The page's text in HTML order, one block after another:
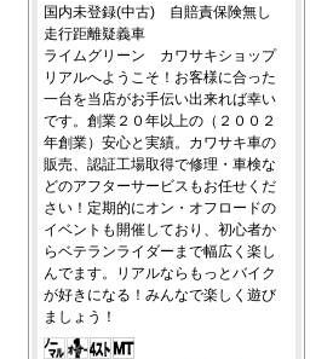
国内未登録(中古) 自賠責保険無し
走行距離疑義車
ライムグリーン カワサキショップ
リアルへようこそ！お客様に合った
一台を当店がお手伝い出来れば幸い
です。創業２０年以上の（２００２
年創業）安心と実績。カワサキ車の
販売、認証工場取得で修理・車検な
どのアフターサービスもお任せくだ
さい！定期的にオン・オフロードの
イベントも開催しており、初心者か
らベテランライダーまで幅広く楽し
んでます。リアルならもっとバイク
が好きになる！みんなで楽しく遊び
ましょう！